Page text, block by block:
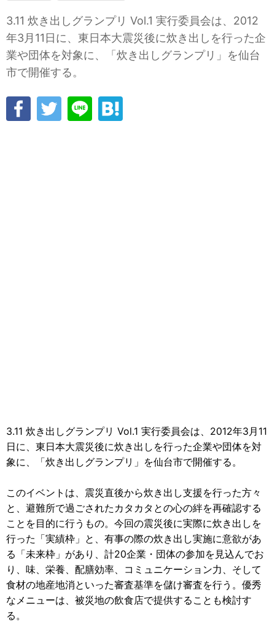
3.11 炊き出しグランプリ Vol.1 実行委員会は、2012
年3月11日に、東日本大震災後に炊き出しを行った企
業や団体を対象に、「炊き出しグランプリ」を仙台
市で開催する。
3.11 炊き出しグランプリ Vol.1 実行委員会は、2012年3月11
日に、東日本大震災後に炊き出しを行った企業や団体を対
象に、「炊き出しグランプリ」を仙台市で開催する。
このイベントは、震災直後から炊き出し支援を行った方々
と、避難所で過ごされたカタカタとの心の絆を再確認する
ことを目的に行うもの。今回の震災後に実際に炊き出しを
行った「実績枠」と、有事の際の炊き出し実施に意欲があ
る「未来枠」があり、計20企業・団体の参加を見込んでお
り、味、栄養、配膳効率、コミュニケーション力、そして
食材の地産地消といった審査基準を儲け審査を行う。優秀
なメニューは、被災地の飲食店で提供することも検討す
る。